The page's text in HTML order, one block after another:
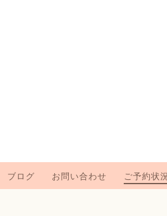
ブログ お問い合わせ ご予約状況